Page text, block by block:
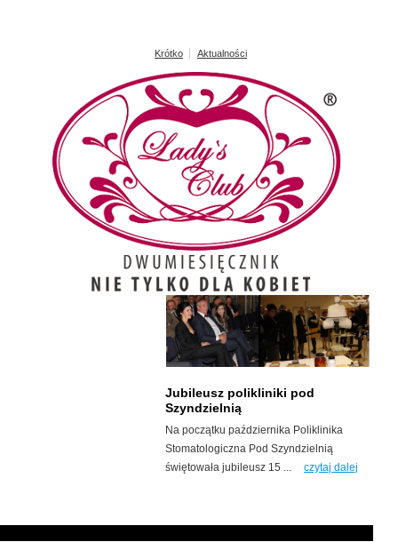
Krótko Aktualności
Jubileusz polikliniki pod
Szyndzielnią
Na początku października Poliklinika
Stomatologiczna Pod Szyndzielnią
świętowała jubileusz 15 ...
czytaj dalej